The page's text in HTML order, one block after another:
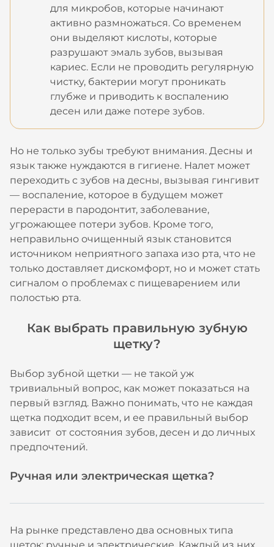
для микробов, которые начинают
активно размножаться. Со временем
они выделяют кислоты, которые
разрушают эмаль зубов, вызывая
кариес. Если не проводить регулярную
чистку, бактерии могут проникать
глубже и приводить к воспалению
десен или даже потере зубов.
Но не только зубы требуют внимания. Десны и
язык также нуждаются в гигиене. Налет может
переходить с зубов на десны, вызывая гингивит
— воспаление, которое в будущем может
перерасти в пародонтит, заболевание,
угрожающее потери зубов. Кроме того,
неправильно очищенный язык становится
источником неприятного запаха изо рта, что не
только доставляет дискомфорт, но и может стать
сигналом о проблемах с пищеварением или
полостью рта.
Как выбрать правильную зубную
щетку?
Выбор зубной щетки — не такой уж
тривиальный вопрос, как может показаться на
первый взгляд. Важно понимать, что не каждая
щетка подходит всем, и ее правильный выбор
зависит от состояния зубов, десен и до личных
предпочтений.
Ручная или электрическая щетка?
На рынке представлено два основных типа